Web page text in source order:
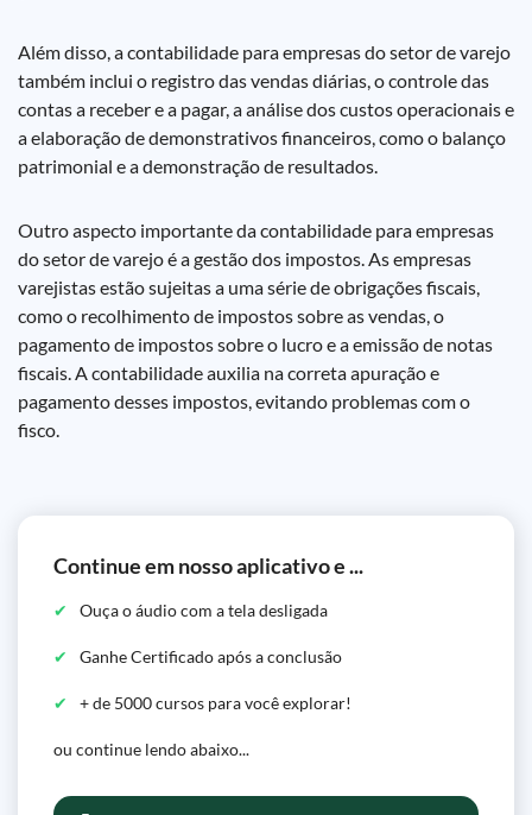
Além disso, a contabilidade para empresas do setor de varejo
também inclui o registro das vendas diárias, o controle das
contas a receber e a pagar, a análise dos custos operacionais e
a elaboração de demonstrativos financeiros, como o balanço
patrimonial e a demonstração de resultados.
Outro aspecto importante da contabilidade para empresas
do setor de varejo é a gestão dos impostos. As empresas
varejistas estão sujeitas a uma série de obrigações fiscais,
como o recolhimento de impostos sobre as vendas, o
pagamento de impostos sobre o lucro e a emissão de notas
fiscais. A contabilidade auxilia na correta apuração e
pagamento desses impostos, evitando problemas com o
fisco.
Continue em nosso aplicativo e ...
Ouça o áudio com a tela desligada
Ganhe Certificado após a conclusão
+ de 5000 cursos para você explorar!
ou continue lendo abaixo...